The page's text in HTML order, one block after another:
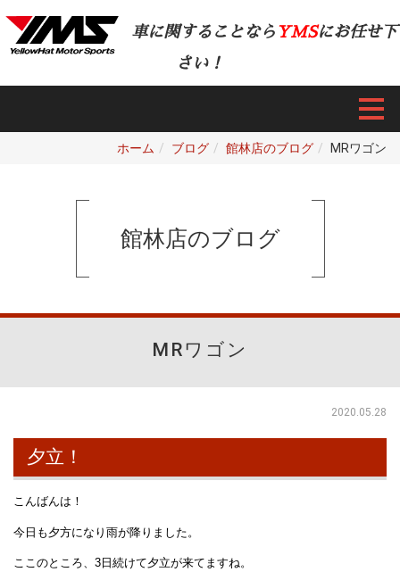
車に関することなら YMSにお任せ下
さい！
ホーム ブログ 館林店のブログ MRワゴン
館林店のブログ
MRワゴン
2020.05.28
夕立！
こんばんは！
今日も夕方になり雨が降りました。
ここのところ、3日続けて夕立が来てますね。